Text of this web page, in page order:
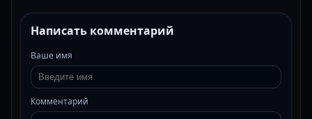
Написать комментарий
Ваше имя
Комментарий